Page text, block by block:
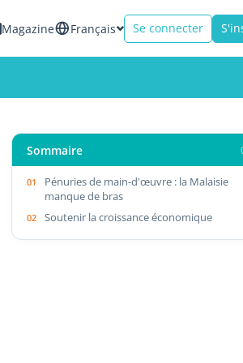
Magazine Français Se connecter
Sommaire
Pénuries de main-d'œuvre : la Malaisie
manque de bras
Soutenir la croissance économique